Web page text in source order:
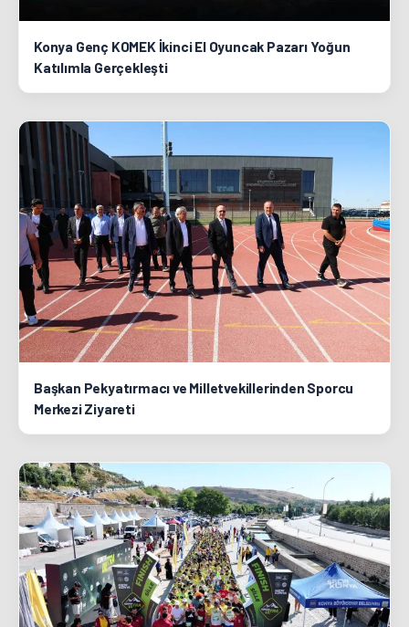
Konya Genç KOMEK İkinci El Oyuncak Pazarı Yoğun
Katılımla Gerçekleşti
Başkan Pekyatırmacı ve Milletvekillerinden Sporcu
Merkezi Ziyareti